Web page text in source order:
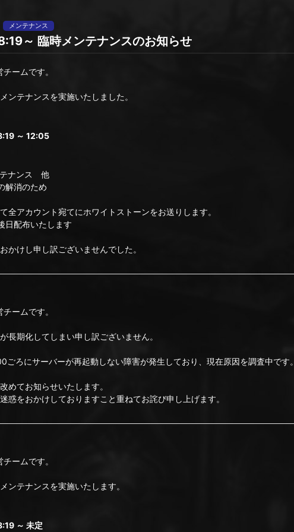
メンテナンス
～ 臨時メンテナンスのお知らせ
チームです。
ンテナンスを実施いたしました。
～ 12:05
ナンス 他
解消のため
全アカウント宛てにホワイトストーンをお送りします。
日配布いたします
かけし申し訳ございませんでした。
チームです。
長期化してしまい申し訳ございません。
ごろにサーバーが再起動しない障害が発生しており、現在原因を調査中です。
めてお知らせいたします。
惑をおかけしておりますこと重ねてお詫び申し上げます。
チームです。
ンテナンスを実施いたします。
～ 未定